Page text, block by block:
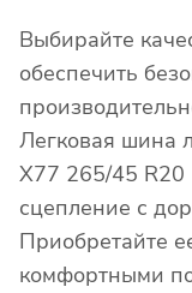
Выбирайте
обеспечить
Легковая шина
X77 265/45 R20
сцепление с
Приобретайте
комфортными